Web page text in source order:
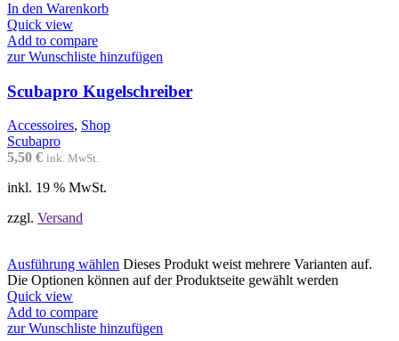
In den Warenkorb
Quick view
Add to compare
zur Wunschliste hinzufügen
Scubapro Kugelschreiber
Accessoires, Shop
Scubapro
5,50 € ink. MwSt.
inkl. 19 % MwSt.
zzgl. Versand
Ausführung wählen Dieses Produkt weist mehrere Varianten auf.
Die Optionen können auf der Produktseite gewählt werden
Quick view
Add to compare
zur Wunschliste hinzufügen